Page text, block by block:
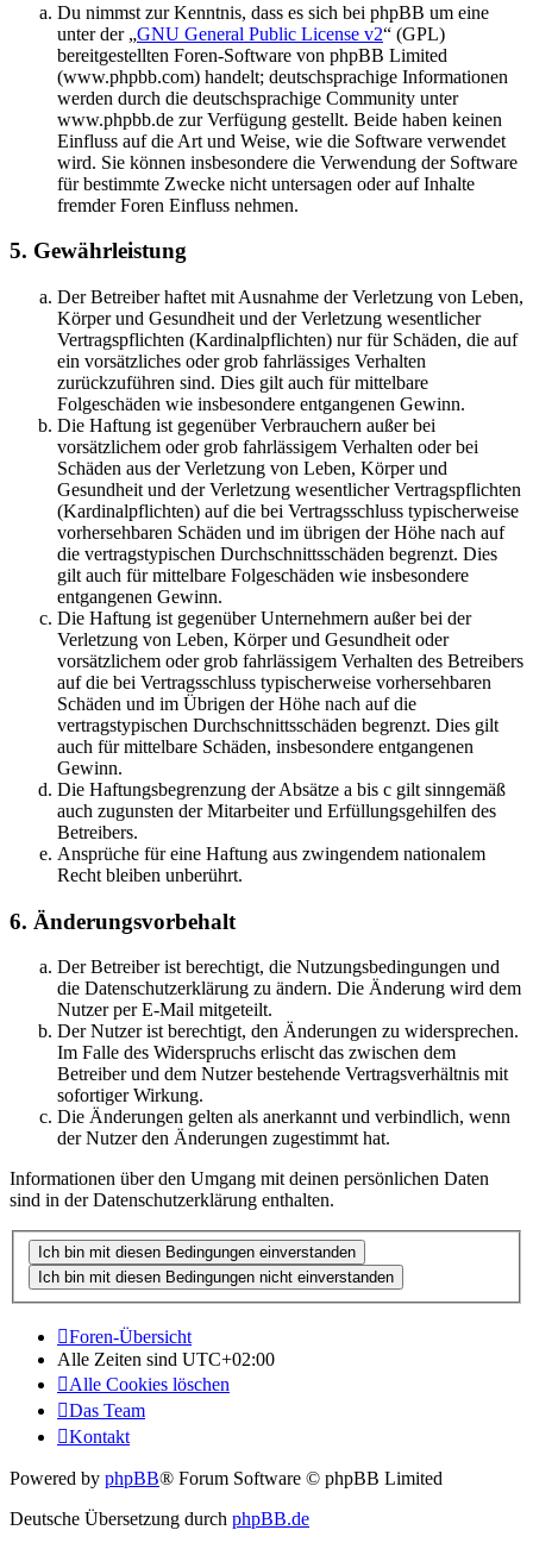
Du nimmst zur Kenntnis, dass es sich bei phpBB um eine
unter der „GNU General Public License v2“ (GPL)
bereitgestellten Foren-Software von phpBB Limited
(www.phpbb.com) handelt; deutschsprachige Informationen
werden durch die deutschsprachige Community unter
www.phpbb.de zur Verfügung gestellt. Beide haben keinen
Einfluss auf die Art und Weise, wie die Software verwendet
wird. Sie können insbesondere die Verwendung der Software
für bestimmte Zwecke nicht untersagen oder auf Inhalte
fremder Foren Einfluss nehmen.
5. Gewährleistung
Der Betreiber haftet mit Ausnahme der Verletzung von Leben,
Körper und Gesundheit und der Verletzung wesentlicher
Vertragspflichten (Kardinalpflichten) nur für Schäden, die auf
ein vorsätzliches oder grob fahrlässiges Verhalten
zurückzuführen sind. Dies gilt auch für mittelbare
Folgeschäden wie insbesondere entgangenen Gewinn.
Die Haftung ist gegenüber Verbrauchern außer bei
vorsätzlichem oder grob fahrlässigem Verhalten oder bei
Schäden aus der Verletzung von Leben, Körper und
Gesundheit und der Verletzung wesentlicher Vertragspflichten
(Kardinalpflichten) auf die bei Vertragsschluss typischerweise
vorhersehbaren Schäden und im übrigen der Höhe nach auf
die vertragstypischen Durchschnittsschäden begrenzt. Dies
gilt auch für mittelbare Folgeschäden wie insbesondere
entgangenen Gewinn.
Die Haftung ist gegenüber Unternehmern außer bei der
Verletzung von Leben, Körper und Gesundheit oder
vorsätzlichem oder grob fahrlässigem Verhalten des Betreibers
auf die bei Vertragsschluss typischerweise vorhersehbaren
Schäden und im Übrigen der Höhe nach auf die
vertragstypischen Durchschnittsschäden begrenzt. Dies gilt
auch für mittelbare Schäden, insbesondere entgangenen
Gewinn.
Die Haftungsbegrenzung der Absätze a bis c gilt sinngemäß
auch zugunsten der Mitarbeiter und Erfüllungsgehilfen des
Betreibers.
Ansprüche für eine Haftung aus zwingendem nationalem
Recht bleiben unberührt.
6. Änderungsvorbehalt
Der Betreiber ist berechtigt, die Nutzungsbedingungen und
die Datenschutzerklärung zu ändern. Die Änderung wird dem
Nutzer per E-Mail mitgeteilt.
Der Nutzer ist berechtigt, den Änderungen zu widersprechen.
Im Falle des Widerspruchs erlischt das zwischen dem
Betreiber und dem Nutzer bestehende Vertragsverhältnis mit
sofortiger Wirkung.
Die Änderungen gelten als anerkannt und verbindlich, wenn
der Nutzer den Änderungen zugestimmt hat.
Informationen über den Umgang mit deinen persönlichen Daten
sind in der Datenschutzerklärung enthalten.
Foren-Übersicht
Alle Zeiten sind UTC+02:00
Alle Cookies löschen
Das Team
Kontakt
Powered by phpBB® Forum Software © phpBB Limited
Deutsche Übersetzung durch phpBB.de